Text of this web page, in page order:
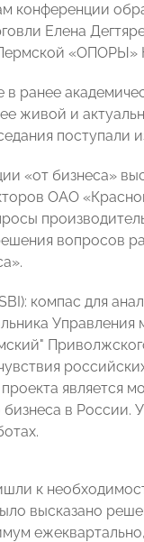
конференции
Елена
«ОПОРЫ»
в ранее
живой и
поступали
«от бизнеса»
ОАО
вопросов
компас для
является
бизнеса в
к
высказано